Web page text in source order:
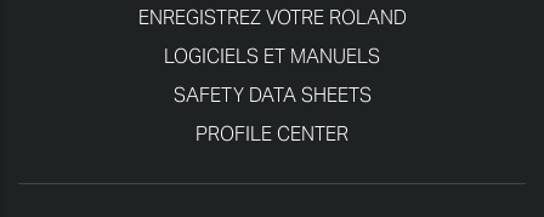
ENREGISTREZ VOTRE ROLAND
LOGICIELS ET MANUELS
SAFETY DATA SHEETS
PROFILE CENTER